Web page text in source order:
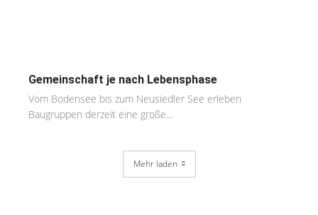
Gemeinschaft je nach Lebensphase
Vom Bodensee bis zum Neusiedler See erleben
Baugruppen derzeit eine große...
Mehr laden